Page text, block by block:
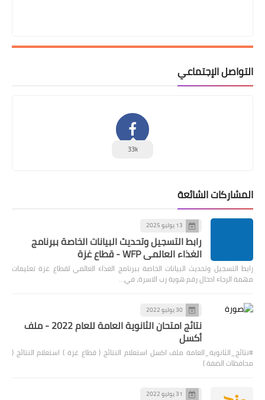
التواصل الإجتماعي
33k
المشاركات الشائعة
13 يوليو 2025
رابط التسجيل وتحديث البيانات الخاصة ببرنامج
الغذاء العالمي WFP - قطاع غزة
رابط التسجيل وتحديث البيانات الخاصة ببرنامج الغذاء العالمي لقطاع غزة تعليمات
مهمة الرجاء ادخال رقم هوية رب الاسرة، في…
30 يوليو 2022
نتائج امتحان الثانوية العامة للعام 2022 - ملف
أكسل
#نتائج_الثانوية_العامة ملف اكسل استعلام النتائج ( قطاع غزة ) استعلام النتائج (
محافظات الضفة )
31 يوليو 2022